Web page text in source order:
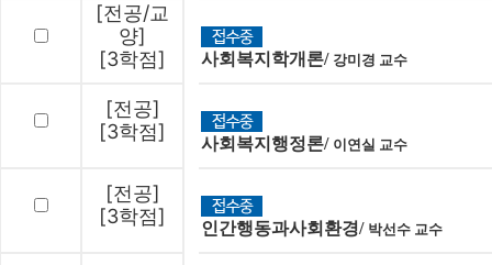
[전공/교
양]
[3학점]
사회복지학개론/ 강미경 교수
[전공]
[3학점]
사회복지행정론/ 이연실 교수
[전공]
[3학점]
인간행동과사회환경/ 박선수 교수